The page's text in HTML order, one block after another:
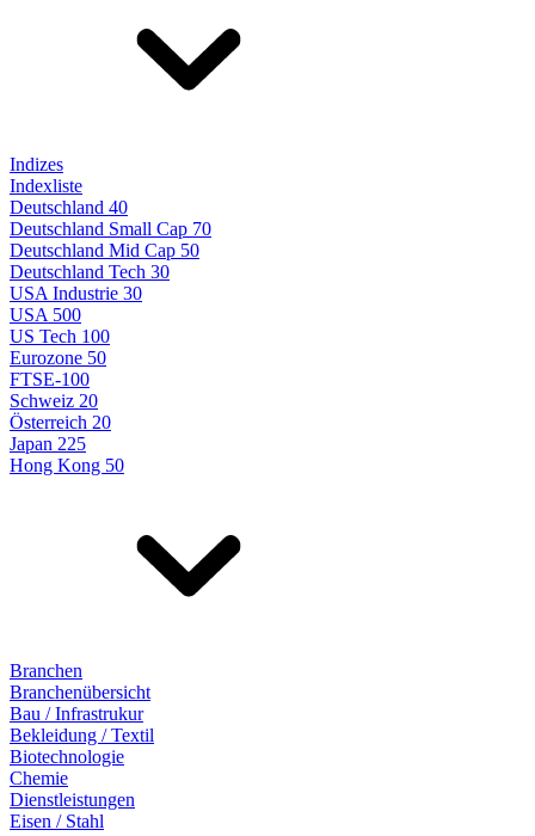
Indizes
Indexliste
Deutschland 40
Deutschland Small Cap 70
Deutschland Mid Cap 50
Deutschland Tech 30
USA Industrie 30
USA 500
US Tech 100
Eurozone 50
FTSE-100
Schweiz 20
Österreich 20
Japan 225
Hong Kong 50
Branchen
Branchenübersicht
Bau / Infrastrukur
Bekleidung / Textil
Biotechnologie
Chemie
Dienstleistungen
Eisen / Stahl